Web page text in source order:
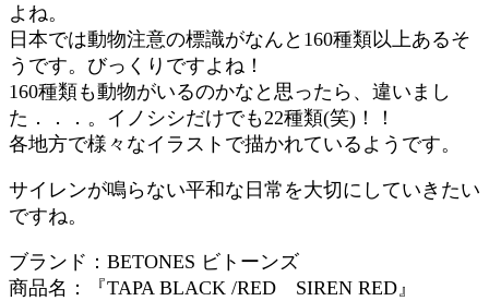
よね。
日本では動物注意の標識がなんと160種類以上あるそ
うです。びっくりですよね！
160種類も動物がいるのかなと思ったら、違いまし
た．．．。イノシシだけでも22種類(笑)！！
各地方で様々なイラストで描かれているようです。
サイレンが鳴らない平和な日常を大切にしていきたい
ですね。
ブランド：BETONES ビトーンズ
商品名：『TAPA BLACK /RED SIREN RED』